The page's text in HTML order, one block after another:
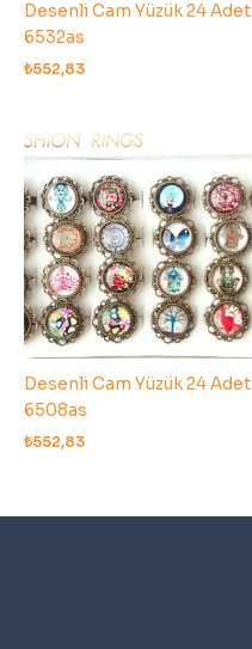
Desenli Cam Yüzük 24 Adet
6532as
₺552,83
Desenli Cam Yüzük 24 Adet
6508as
₺552,83